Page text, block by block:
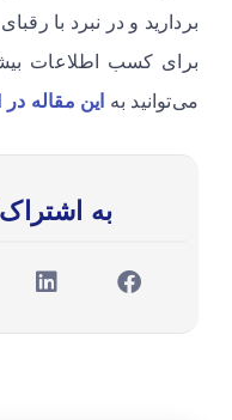
بردارید و در نبرد با
برای کسب اطلاعات
می‌توانید به این مقاله در Wired
به